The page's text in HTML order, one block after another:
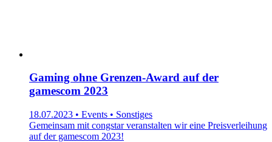
Gaming ohne Grenzen-Award auf der
gamescom 2023
18.07.2023 • Events • Sonstiges
Gemeinsam mit congstar veranstalten wir eine Preisverleihung
auf der gamescom 2023!